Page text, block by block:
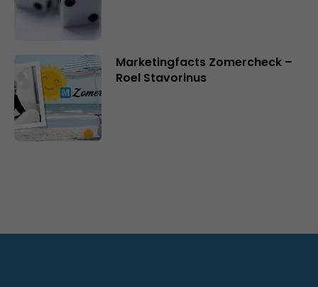
Marketingfacts Zomercheck –
Roel Stavorinus